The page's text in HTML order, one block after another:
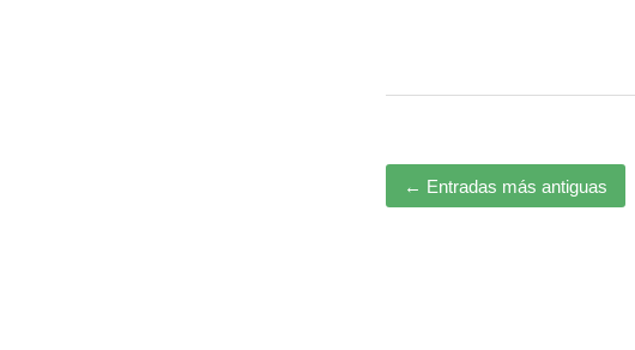
← Entradas más antiguas